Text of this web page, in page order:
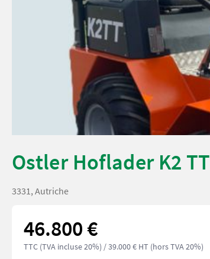
Ostler Hoflader K2 TT
3331, Autriche
46.800 €
TTC (TVA incluse 20%) / 39.000 € HT (hors TVA 20%)